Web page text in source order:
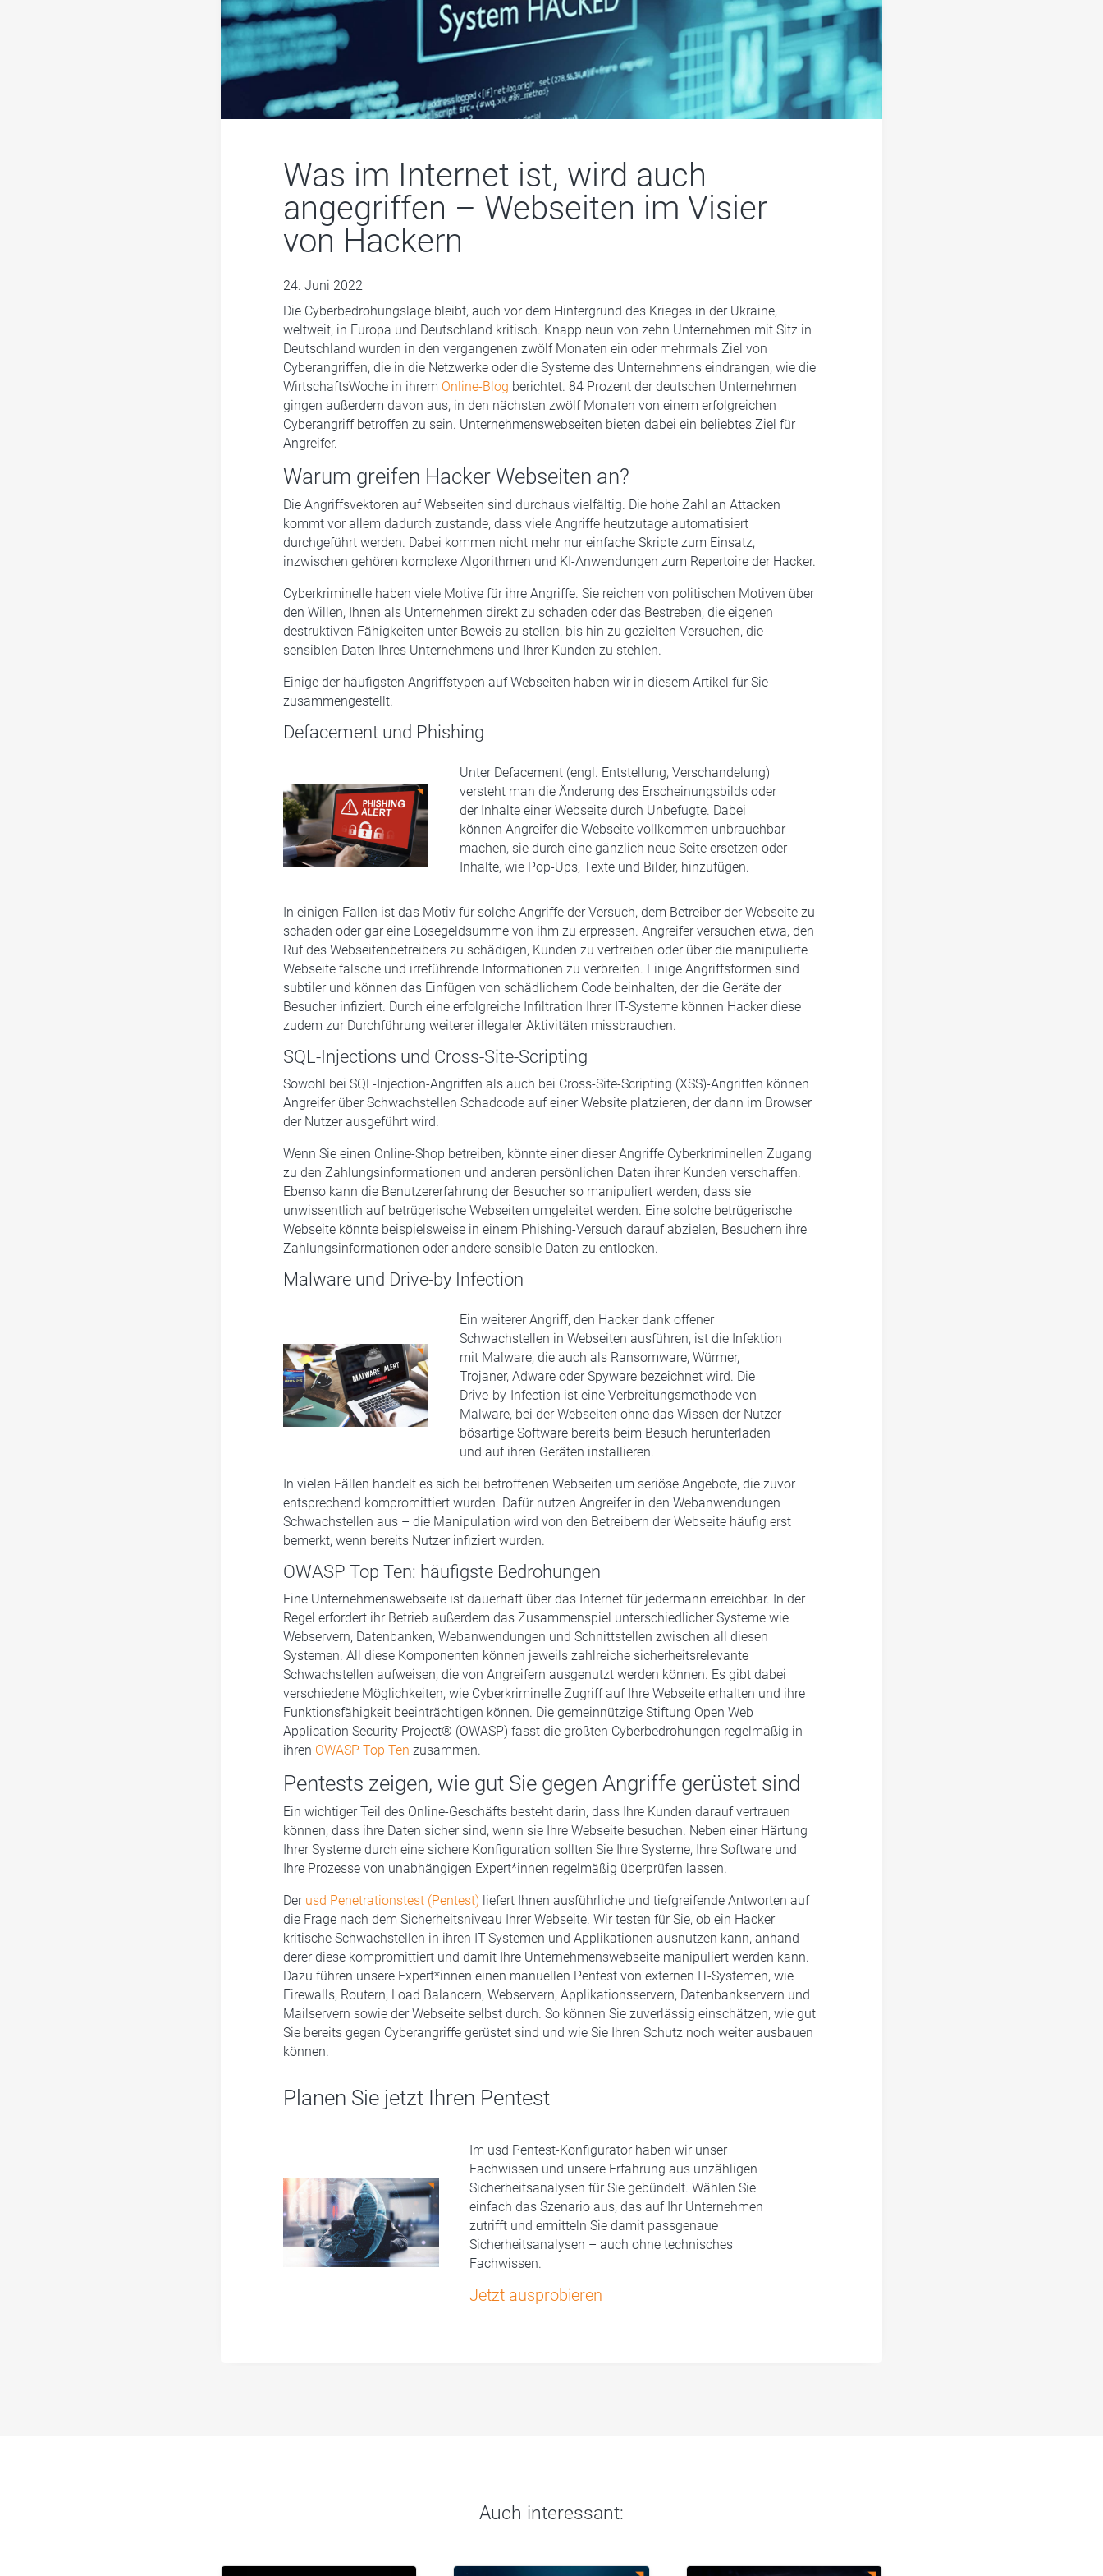
Was im Internet ist, wird auch
angegriffen – Webseiten im Visier
von Hackern
24. Juni 2022
Die Cyberbedrohungslage bleibt, auch vor dem Hintergrund des Krieges in der Ukraine,
weltweit, in Europa und Deutschland kritisch. Knapp neun von zehn Unternehmen mit Sitz in
Deutschland wurden in den vergangenen zwölf Monaten ein oder mehrmals Ziel von
Cyberangriffen, die in die Netzwerke oder die Systeme des Unternehmens eindrangen, wie die
WirtschaftsWoche in ihrem Online-Blog berichtet. 84 Prozent der deutschen Unternehmen
gingen außerdem davon aus, in den nächsten zwölf Monaten von einem erfolgreichen
Cyberangriff betroffen zu sein. Unternehmenswebseiten bieten dabei ein beliebtes Ziel für
Angreifer.
Warum greifen Hacker Webseiten an?
Die Angriffsvektoren auf Webseiten sind durchaus vielfältig. Die hohe Zahl an Attacken
kommt vor allem dadurch zustande, dass viele Angriffe heutzutage automatisiert
durchgeführt werden. Dabei kommen nicht mehr nur einfache Skripte zum Einsatz,
inzwischen gehören komplexe Algorithmen und KI-Anwendungen zum Repertoire der Hacker.
Cyberkriminelle haben viele Motive für ihre Angriffe. Sie reichen von politischen Motiven über
den Willen, Ihnen als Unternehmen direkt zu schaden oder das Bestreben, die eigenen
destruktiven Fähigkeiten unter Beweis zu stellen, bis hin zu gezielten Versuchen, die
sensiblen Daten Ihres Unternehmens und Ihrer Kunden zu stehlen.
Einige der häufigsten Angriffstypen auf Webseiten haben wir in diesem Artikel für Sie
zusammengestellt.
Defacement und Phishing
Unter Defacement (engl. Entstellung, Verschandelung)
versteht man die Änderung des Erscheinungsbilds oder
der Inhalte einer Webseite durch Unbefugte. Dabei
können Angreifer die Webseite vollkommen unbrauchbar
machen, sie durch eine gänzlich neue Seite ersetzen oder
Inhalte, wie Pop-Ups, Texte und Bilder, hinzufügen.
In einigen Fällen ist das Motiv für solche Angriffe der Versuch, dem Betreiber der Webseite zu
schaden oder gar eine Lösegeldsumme von ihm zu erpressen. Angreifer versuchen etwa, den
Ruf des Webseitenbetreibers zu schädigen, Kunden zu vertreiben oder über die manipulierte
Webseite falsche und irreführende Informationen zu verbreiten. Einige Angriffsformen sind
subtiler und können das Einfügen von schädlichem Code beinhalten, der die Geräte der
Besucher infiziert. Durch eine erfolgreiche Infiltration Ihrer IT-Systeme können Hacker diese
zudem zur Durchführung weiterer illegaler Aktivitäten missbrauchen.
SQL-Injections und Cross-Site-Scripting
Sowohl bei SQL-Injection-Angriffen als auch bei Cross-Site-Scripting (XSS)-Angriffen können
Angreifer über Schwachstellen Schadcode auf einer Website platzieren, der dann im Browser
der Nutzer ausgeführt wird.
Wenn Sie einen Online-Shop betreiben, könnte einer dieser Angriffe Cyberkriminellen Zugang
zu den Zahlungsinformationen und anderen persönlichen Daten ihrer Kunden verschaffen.
Ebenso kann die Benutzererfahrung der Besucher so manipuliert werden, dass sie
unwissentlich auf betrügerische Webseiten umgeleitet werden. Eine solche betrügerische
Webseite könnte beispielsweise in einem Phishing-Versuch darauf abzielen, Besuchern ihre
Zahlungsinformationen oder andere sensible Daten zu entlocken.
Malware und Drive-by Infection
Ein weiterer Angriff, den Hacker dank offener
Schwachstellen in Webseiten ausführen, ist die Infektion
mit Malware, die auch als Ransomware, Würmer,
Trojaner, Adware oder Spyware bezeichnet wird. Die
Drive-by-Infection ist eine Verbreitungsmethode von
Malware, bei der Webseiten ohne das Wissen der Nutzer
bösartige Software bereits beim Besuch herunterladen
und auf ihren Geräten installieren.
In vielen Fällen handelt es sich bei betroffenen Webseiten um seriöse Angebote, die zuvor
entsprechend kompromittiert wurden. Dafür nutzen Angreifer in den Webanwendungen
Schwachstellen aus – die Manipulation wird von den Betreibern der Webseite häufig erst
bemerkt, wenn bereits Nutzer infiziert wurden.
OWASP Top Ten: häufigste Bedrohungen
Eine Unternehmenswebseite ist dauerhaft über das Internet für jedermann erreichbar. In der
Regel erfordert ihr Betrieb außerdem das Zusammenspiel unterschiedlicher Systeme wie
Webservern, Datenbanken, Webanwendungen und Schnittstellen zwischen all diesen
Systemen. All diese Komponenten können jeweils zahlreiche sicherheitsrelevante
Schwachstellen aufweisen, die von Angreifern ausgenutzt werden können. Es gibt dabei
verschiedene Möglichkeiten, wie Cyberkriminelle Zugriff auf Ihre Webseite erhalten und ihre
Funktionsfähigkeit beeinträchtigen können. Die gemeinnützige Stiftung Open Web
Application Security Project® (OWASP) fasst die größten Cyberbedrohungen regelmäßig in
ihren OWASP Top Ten zusammen.
Pentests zeigen, wie gut Sie gegen Angriffe gerüstet sind
Ein wichtiger Teil des Online-Geschäfts besteht darin, dass Ihre Kunden darauf vertrauen
können, dass ihre Daten sicher sind, wenn sie Ihre Webseite besuchen. Neben einer Härtung
Ihrer Systeme durch eine sichere Konfiguration sollten Sie Ihre Systeme, Ihre Software und
Ihre Prozesse von unabhängigen Expert*innen regelmäßig überprüfen lassen.
Der usd Penetrationstest (Pentest) liefert Ihnen ausführliche und tiefgreifende Antworten auf
die Frage nach dem Sicherheitsniveau Ihrer Webseite. Wir testen für Sie, ob ein Hacker
kritische Schwachstellen in ihren IT-Systemen und Applikationen ausnutzen kann, anhand
derer diese kompromittiert und damit Ihre Unternehmenswebseite manipuliert werden kann.
Dazu führen unsere Expert*innen einen manuellen Pentest von externen IT-Systemen, wie
Firewalls, Routern, Load Balancern, Webservern, Applikationsservern, Datenbankservern und
Mailservern sowie der Webseite selbst durch. So können Sie zuverlässig einschätzen, wie gut
Sie bereits gegen Cyberangriffe gerüstet sind und wie Sie Ihren Schutz noch weiter ausbauen
können.
Planen Sie jetzt Ihren Pentest
Im usd Pentest-Konfigurator haben wir unser
Fachwissen und unsere Erfahrung aus unzähligen
Sicherheitsanalysen für Sie gebündelt. Wählen Sie
einfach das Szenario aus, das auf Ihr Unternehmen
zutrifft und ermitteln Sie damit passgenaue
Sicherheitsanalysen – auch ohne technisches
Fachwissen.
Jetzt ausprobieren
Auch interessant: